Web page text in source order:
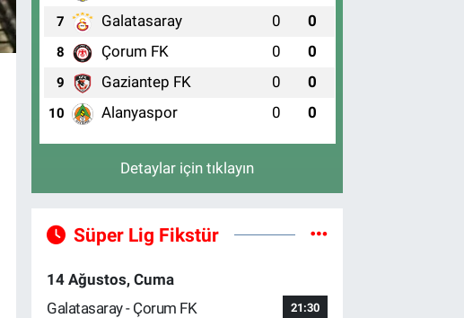
7 Galatasaray 0 0
8 Çorum FK 0 0
9 Gaziantep FK 0 0
10 Alanyaspor 0 0
Detaylar için tıklayın
Süper Lig Fikstür
14 Ağustos, Cuma
Galatasaray - Çorum FK
21:30